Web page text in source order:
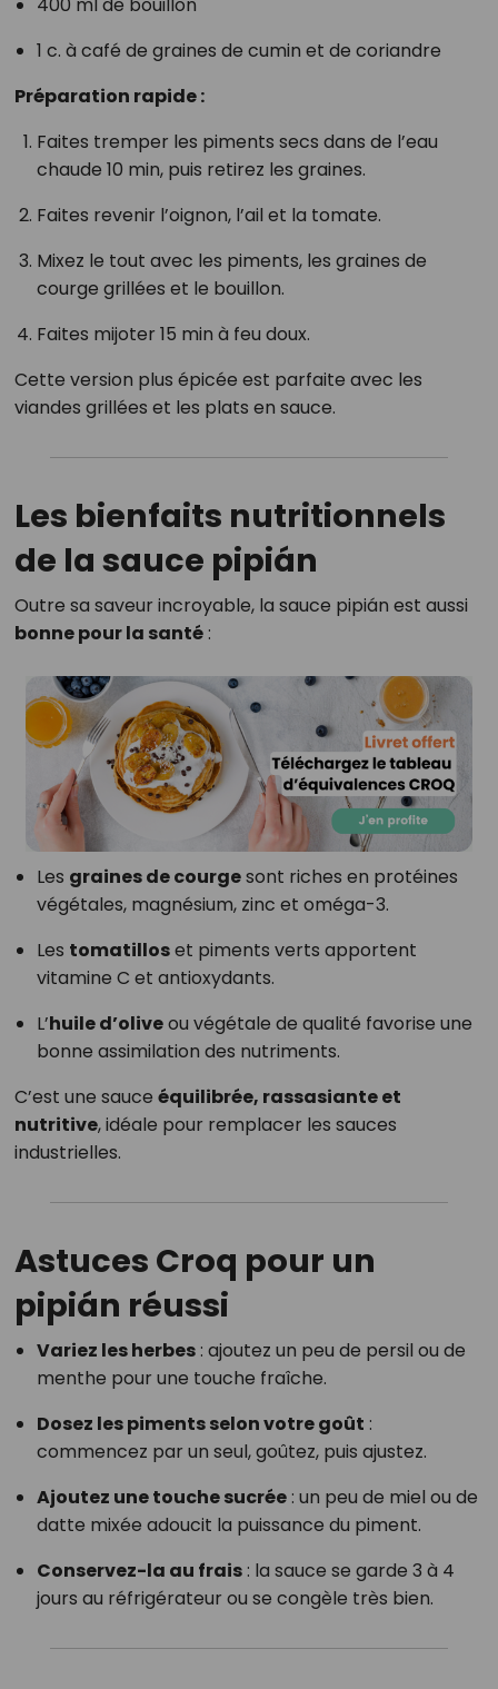
400 ml de bouillon
1 c. à café de graines de cumin et de coriandre
Préparation rapide :
Faites tremper les piments secs dans de l’eau
chaude 10 min, puis retirez les graines.
Faites revenir l’oignon, l’ail et la tomate.
Mixez le tout avec les piments, les graines de
courge grillées et le bouillon.
Faites mijoter 15 min à feu doux.
Cette version plus épicée est parfaite avec les
viandes grillées et les plats en sauce.
Les bienfaits nutritionnels
de la sauce pipián
Outre sa saveur incroyable, la sauce pipián est aussi
bonne pour la santé:
Les graines de courgesont riches en protéines
végétales, magnésium, zinc et oméga-3.
Les tomatilloset piments verts apportent
vitamine C et antioxydants.
L’huile d’oliveou végétale de qualité favorise une
bonne assimilation des nutriments.
C’est une sauce équilibrée, rassasiante et
nutritive, idéale pour remplacer les sauces
industrielles.
Astuces Croq pour un
pipián réussi
Variez les herbes: ajoutez un peu de persil ou de
menthe pour une touche fraîche.
Dosez les piments selon votre goût :
commencez par un seul, goûtez, puis ajustez.
Ajoutez une touche sucrée: un peu de miel ou de
datte mixée adoucit la puissance du piment.
Conservez-la au frais: la sauce se garde 3 à 4
jours au réfrigérateur ou se congèle très bien.